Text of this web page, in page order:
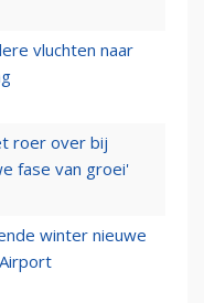
vluchten naar
roer over bij
fase van groei'
winter nieuwe